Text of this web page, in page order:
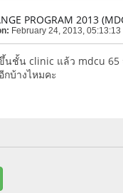
PROGRAM 2013
February 24, 2013, 05:13:13
นชั้น clinic แล้ว mdcu 65
กบ้างไหมคะ